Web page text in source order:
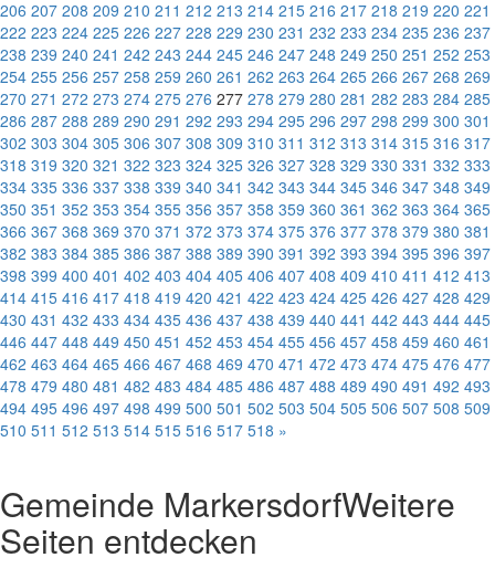
206 207 208 209 210 211 212 213 214 215 216 217 218 219 220 221
222 223 224 225 226 227 228 229 230 231 232 233 234 235 236 237
238 239 240 241 242 243 244 245 246 247 248 249 250 251 252 253
254 255 256 257 258 259 260 261 262 263 264 265 266 267 268 269
270 271 272 273 274 275 276 277 278 279 280 281 282 283 284 285
286 287 288 289 290 291 292 293 294 295 296 297 298 299 300 301
302 303 304 305 306 307 308 309 310 311 312 313 314 315 316 317
318 319 320 321 322 323 324 325 326 327 328 329 330 331 332 333
334 335 336 337 338 339 340 341 342 343 344 345 346 347 348 349
350 351 352 353 354 355 356 357 358 359 360 361 362 363 364 365
366 367 368 369 370 371 372 373 374 375 376 377 378 379 380 381
382 383 384 385 386 387 388 389 390 391 392 393 394 395 396 397
398 399 400 401 402 403 404 405 406 407 408 409 410 411 412 413
414 415 416 417 418 419 420 421 422 423 424 425 426 427 428 429
430 431 432 433 434 435 436 437 438 439 440 441 442 443 444 445
446 447 448 449 450 451 452 453 454 455 456 457 458 459 460 461
462 463 464 465 466 467 468 469 470 471 472 473 474 475 476 477
478 479 480 481 482 483 484 485 486 487 488 489 490 491 492 493
494 495 496 497 498 499 500 501 502 503 504 505 506 507 508 509
510 511 512 513 514 515 516 517 518 »
Gemeinde MarkersdorfWeitere
Seiten entdecken